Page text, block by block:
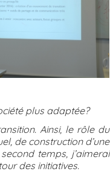
plus adaptée?
Ainsi, le rôle du
de construction d’une
temps, j’aimerai
des initiatives.